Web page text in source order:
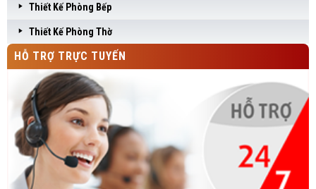
Thiết Kế Phòng Bếp
Thiết Kế Phòng Thờ
HỖ TRỢ TRỰC TUYẾN